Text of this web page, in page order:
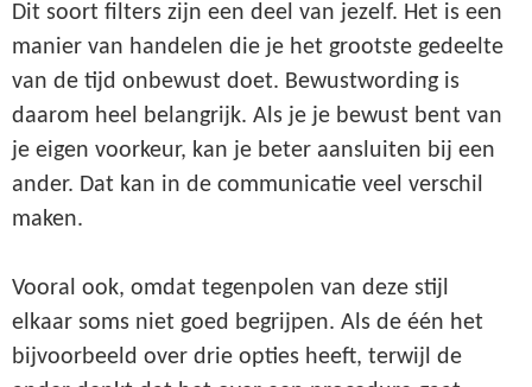
Dit soort filters zijn een deel van jezelf. Het is een
manier van handelen die je het grootste gedeelte
van de tijd onbewust doet. Bewustwording is
daarom heel belangrijk. Als je je bewust bent van
je eigen voorkeur, kan je beter aansluiten bij een
ander. Dat kan in de communicatie veel verschil
maken.
Vooral ook, omdat tegenpolen van deze stijl
elkaar soms niet goed begrijpen. Als de één het
bijvoorbeeld over drie opties heeft, terwijl de